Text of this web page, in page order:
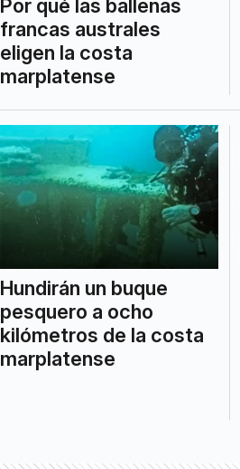
Por qué las ballenas
francas australes
eligen la costa
marplatense
Hundirán un buque
pesquero a ocho
kilómetros de la costa
marplatense